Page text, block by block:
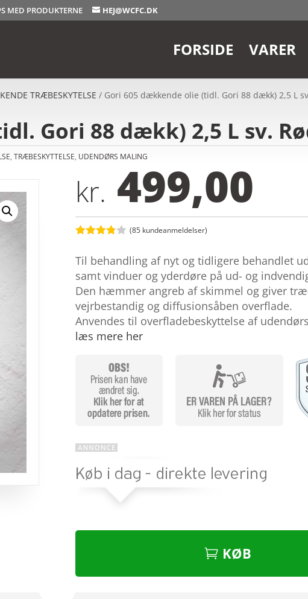
MED PRODUKTERNE HEJ@WCFC.DK
FORSIDE VARER
TRÆBESKYTELSE / Gori 605 dækkende olie (tidl. Gori 88 dækk) 2,5 L
Gori 88 dækk) 2,5 L sv.
,TRÆBESKYTTELSE, UDENDØRS MALING
kr. 499,00
ud af 5
baseret
på
kundebed
ømmels
er
(85kundeanmeldelser)
Til behandling af nyt og tidligere behandlet
samt vinduer og yderdøre på ud- og
Den hæmmer angreb af skimmel og giver
vejrbestandig og diffusionsåben overflade.
Anvendes til overfladebeskyttelse af
læs mere her
KØB